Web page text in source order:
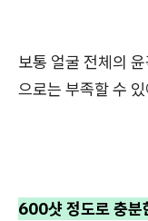
보통 얼굴 전체의
으로는 부족할 수 있
600샷 정도로 충분